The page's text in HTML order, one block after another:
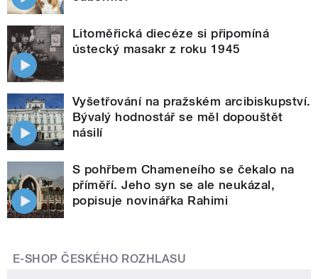
Litoměřická diecéze si připomíná
ústecký masakr z roku 1945
Vyšetřování na pražském arcibiskupství.
Bývalý hodnostář se měl dopouštět
násilí
S pohřbem Chameneího se čekalo na
příměří. Jeho syn se ale neukázal,
popisuje novinářka Rahimi
E-SHOP ČESKÉHO ROZHLASU